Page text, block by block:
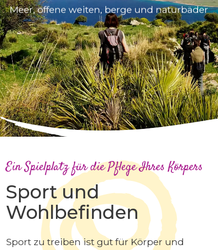
Meer, offene weiten, berge und naturbäder
Ein Spielplatz für die Pflege Ihres Körpers
Sport und
Wohlbefinden
Sport zu treiben ist gut für Körper und